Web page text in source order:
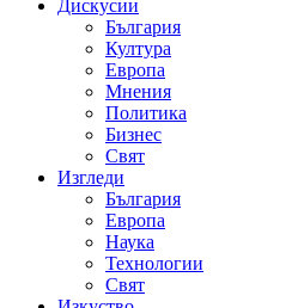
Дискусии
България
Култура
Европа
Мнения
Политика
Бизнес
Свят
Изгледи
България
Европа
Наука
Технологии
Свят